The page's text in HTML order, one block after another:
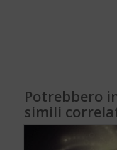
Potrebbero
simili